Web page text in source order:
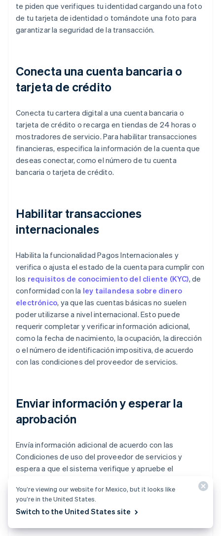
te piden que verifiques tu identidad cargando una foto
de tu tarjeta de identidad o tomándote una foto para
garantizar la seguridad de la transacción.
Conecta una cuenta bancaria o
tarjeta de crédito
Conecta tu cartera digital a una cuenta bancaria o
tarjeta de crédito o recarga en tiendas de 24 horas o
mostradores de servicio. Para habilitar transacciones
financieras, especifica la información de la cuenta que
deseas conectar, como el número de tu cuenta
bancaria o tarjeta de crédito.
Habilitar transacciones
internacionales
Habilita la funcionalidad Pagos Internacionales y
verifica o ajusta el estado de la cuenta para cumplir con
los requisitos de conocimiento del cliente (KYC), de
conformidad con la ley tailandesa sobre dinero
electrónico, ya que las cuentas básicas no suelen
poder utilizarse a nivel internacional. Esto puede
requerir completar y verificar información adicional,
como la fecha de nacimiento, la ocupación, la dirección
o el número de identificación impositiva, de acuerdo
con las condiciones del proveedor de servicios.
Enviar información y esperar la
aprobación
Envía información adicional de acuerdo con las
Condiciones de uso del proveedor de servicios y
espera a que el sistema verifique y apruebe el
aprobada, actualiza la aplicación de cartera digital a la
última versión para usar la funcionalidad Pagos
Internacionales.
You’re viewing our website for Mexico, but it looks like
you’re in the United States.
Switch to the United States site